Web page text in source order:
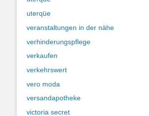
uterqüe
veranstaltungen in der nähe
verhinderungspflege
verkaufen
verkehrswert
vero moda
versandapotheke
victoria secret